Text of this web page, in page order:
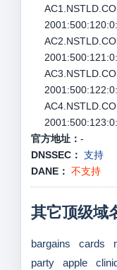
官方地址： -
DNSSEC： 支持
DANE： 不支持
其它顶级域
bargains cards
party
apple